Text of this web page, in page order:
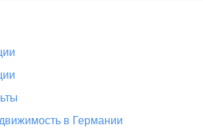
в Германии